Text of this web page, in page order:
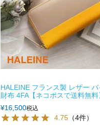
HALEINE フランス製 レザー
財布 4FA【ネコポスで送料無料
¥16,500税込
4.75 （4件）